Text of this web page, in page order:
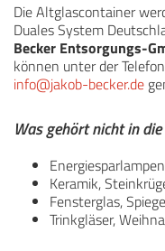
Die Altglascontainer
Duales System
Becker Entsorgungs-
können unter der
info@jakob-becker.de
Was gehört nicht in
Keramik,
Fensterglas,
Trinkgläser,